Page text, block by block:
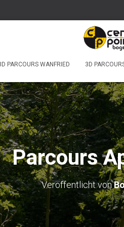
PARCOURS WANFRIED 3D
Parcours
Veröffentlicht von